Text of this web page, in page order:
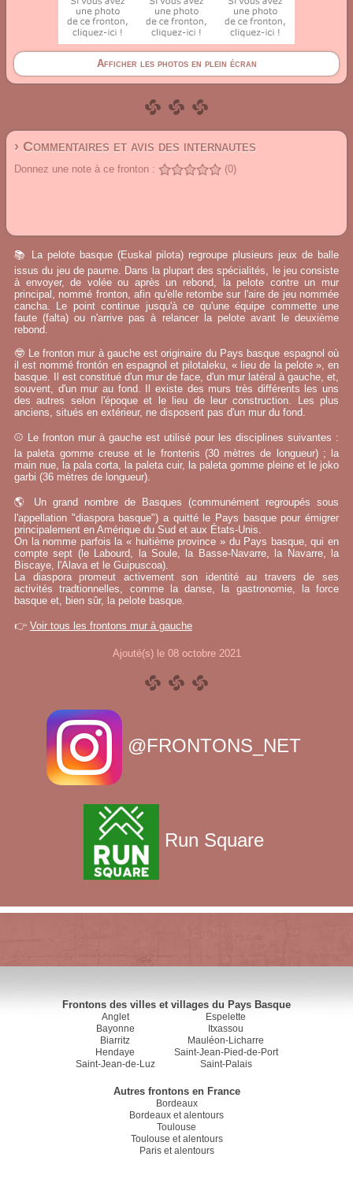
Afficher les photos en plein écran
› Commentaires et avis des internautes
Donnez une note à ce fronton : (0)
📚 La pelote basque (Euskal pilota) regroupe plusieurs jeux de balle
issus du jeu de paume. Dans la plupart des spécialités, le jeu consiste
à envoyer, de volée ou après un rebond, la pelote contre un mur
principal, nommé fronton, afin qu'elle retombe sur l'aire de jeu nommée
cancha. Le point continue jusqu'à ce qu'une équipe commette une
faute (falta) ou n'arrive pas à relancer la pelote avant le deuxième
rebond.
🤓 Le fronton mur à gauche est originaire du Pays basque espagnol où
il est nommé frontón en espagnol et pilotaleku, « lieu de la pelote », en
basque. Il est constitué d'un mur de face, d'un mur latéral à gauche, et,
souvent, d'un mur au fond. Il existe des murs très différents les uns
des autres selon l'époque et le lieu de leur construction. Les plus
anciens, situés en extérieur, ne disposent pas d'un mur du fond.
⚾ Le fronton mur à gauche est utilisé pour les disciplines suivantes :
la paleta gomme creuse et le frontenis (30 mètres de longueur) ; la
main nue, la pala corta, la paleta cuir, la paleta gomme pleine et le joko
garbi (36 mètres de longueur).
🌎 Un grand nombre de Basques (communément regroupés sous
l'appellation "diaspora basque") a quitté le Pays basque pour émigrer
principalement en Amérique du Sud et aux États-Unis.
On la nomme parfois la « huitième province » du Pays basque, qui en
compte sept (le Labourd, la Soule, la Basse-Navarre, la Navarre, la
Biscaye, l'Alava et le Guipuscoa).
La diaspora promeut activement son identité au travers de ses
activités tradtionnelles, comme la danse, la gastronomie, la force
basque et, bien sûr, la pelote basque.
👉 Voir tous les frontons mur à gauche
Ajouté(s) le 08 octobre 2021
@FRONTONS_NET
Run Square
Frontons des villes et villages du Pays Basque
Anglet
Bayonne
Biarritz
Hendaye
Saint-Jean-de-Luz
Espelette
Itxassou
Mauléon-Licharre
Saint-Jean-Pied-de-Port
Saint-Palais
Autres frontons en France
Bordeaux
Bordeaux et alentours
Toulouse
Toulouse et alentours
Paris et alentours